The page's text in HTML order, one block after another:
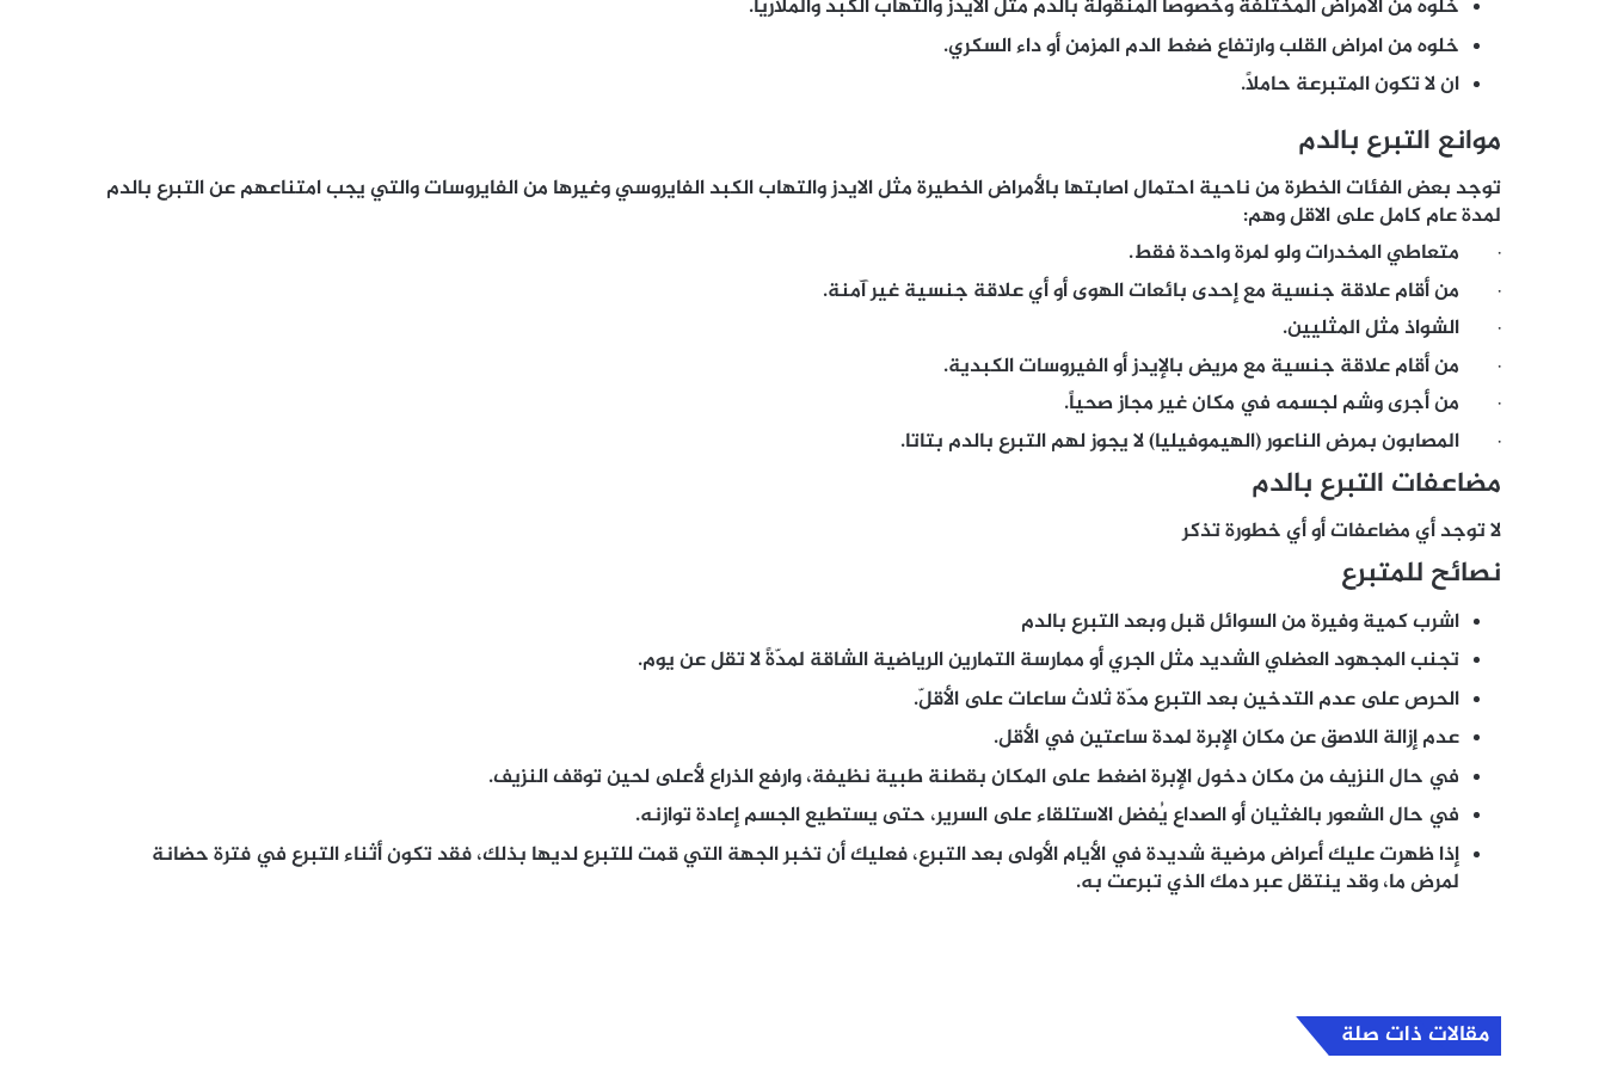
خلوه من الامراض المختلفة وخصوصا المنقولة بالدم مثل الايدز والتهاب الكبد والملاريا.
خلوه من امراض القلب وارتفاع ضغط الدم المزمن أو داء السكري.
ان لا تكون المتبرعة حاملاً.
موانع التبرع بالدم
توجد بعض الفئات الخطرة من ناحية احتمال اصابتها بالأمراض الخطيرة مثل الايدز والتهاب الكبد الفايروسي وغيرها من الفايروسات والتي يجب امتناعهم عن التبرع بالدم
لمدة عام كامل على الاقل وهم:
· متعاطي المخدرات ولو لمرة واحدة فقط.
· من أقام علاقة جنسية مع إحدى بائعات الهوى أو أي علاقة جنسية غير آمنة.
· الشواذ مثل المثليين.
· من أقام علاقة جنسية مع مريض بالإيدز أو الفيروسات الكبدية.
· من أجرى وشم لجسمه في مكان غير مجاز صحياً.
· المصابون بمرض الناعور (الهيموفيليا) لا يجوز لهم التبرع بالدم بتاتا.
مضاعفات التبرع بالدم
لا توجد أي مضاعفات أو أي خطورة تذكر
نصائح للمتبرع
اشرب كمية وفيرة من السوائل قبل وبعد التبرع بالدم
تجنب المجهود العضلي الشديد مثل الجري أو ممارسة التمارين الرياضية الشاقة لمدّةً لا تقل عن يوم.
الحرص على عدم التدخين بعد التبرع مدّة ثلاث ساعات على الأقلّ.
عدم إزالة اللاصق عن مكان الإبرة لمدة ساعتين في الأقل.
في حال النزيف من مكان دخول الإبرة اضغط على المكان بقطنة طبية نظيفة، وارفع الذراع لأعلى لحين توقف النزيف.
في حال الشعور بالغثيان أو الصداع يُفضل الاستلقاء على السرير، حتى يستطيع الجسم إعادة توازنه.
إذا ظهرت عليك أعراض مرضية شديدة في الأيام الأولى بعد التبرع، فعليك أن تخبر الجهة التي قمت للتبرع لديها بذلك، فقد تكون أثناء التبرع في فترة حضانة
لمرض ما، وقد ينتقل عبر دمك الذي تبرعت به.
مقالات ذات صلة